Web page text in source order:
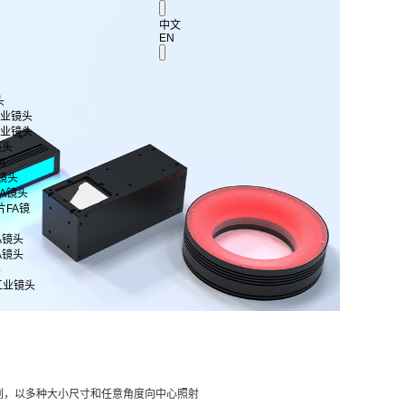
镜头
镜头
头
镜头
FA镜
头
头
业镜头
中文
EN
以多种大小尺寸和任意角度向中心照射